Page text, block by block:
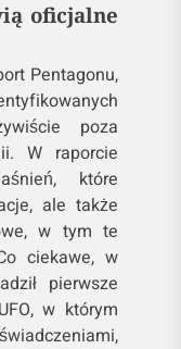
oficjalne
Pentagonu,
poza
W raporcie
które
ale także
w tym te
ciekawe, w
pierwsze
w którym